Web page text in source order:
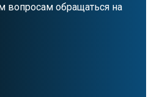
обращаться на